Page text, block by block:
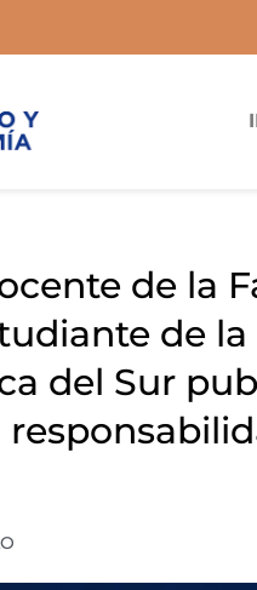
de la
de
del Sur